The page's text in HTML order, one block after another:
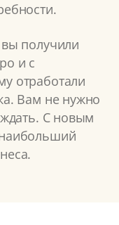
получили
и с
отработали
Вам не нужно
С новым